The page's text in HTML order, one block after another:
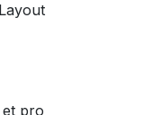
et pro